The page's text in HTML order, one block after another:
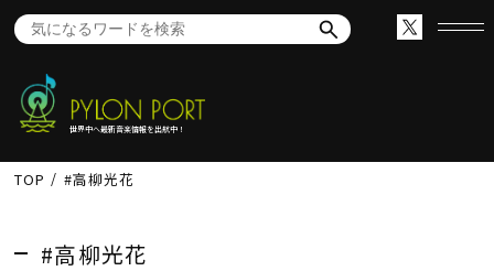
世界中へ最新音楽情報を出航中！
TOP #高柳光花
#高柳光花